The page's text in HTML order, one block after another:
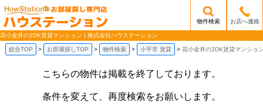
/mobile_img/head-logo.png
物件検索 お店へ連絡
花小金井の2DK賃貸マンション | 株式会社ハウステーション
総合TOP お部屋探しTOP 物件検索 小平市 賃貸 花小金井の2DK賃貸マンショ
こちらの物件は掲載を終了しております。
条件を変えて、再度検索をお願いします。